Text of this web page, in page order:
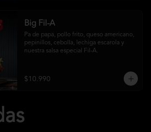
Big Fil-A
Pa de papa, pollo frito, queso americano,
pepinillos, cebolla, lechiga escarola y
nuestra salsa especial Fil-A.
$10.990